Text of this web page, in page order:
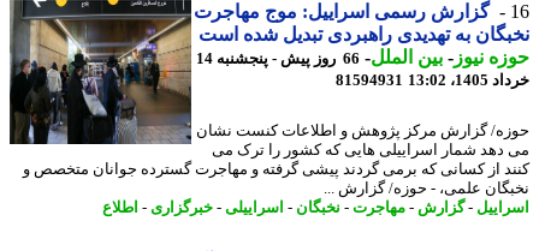
گزارش رسمی اسراییل: موج مهاجرت
به تهدیدی راهبردی تبدیل شده است
نیوز-بین الملل-
66 روز پیش - پنجشنبه 14
13:02
81594931
گزارش مرکز پژوهش و اطلاعات کنست نشان
شمار اسراییلی هایی که کشور را ترک می
از کسانی که برمی گردند پیشی گرفته و مهاجرت گسترده جوانان متخصص و
علمی، - حوزه/ گزارش ...
-گزارش -مهاجرت- نخبگان-اسراییلی -خبرگزاری - اطلاع